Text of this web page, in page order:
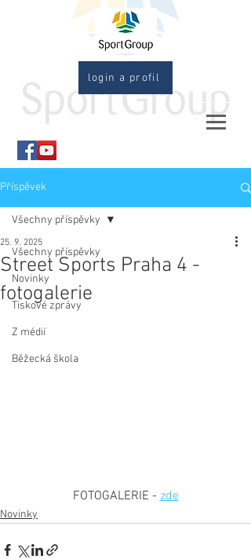
login a profil
Příspěvek
Všechny příspěvky
Novinky
Tiskové zprávy
Z médií
Běžecká škola
Všechny příspěvky
Street Sports Praha 4 -
fotogalerie
25. 9. 2025
FOTOGALERIE - zde
Novinky